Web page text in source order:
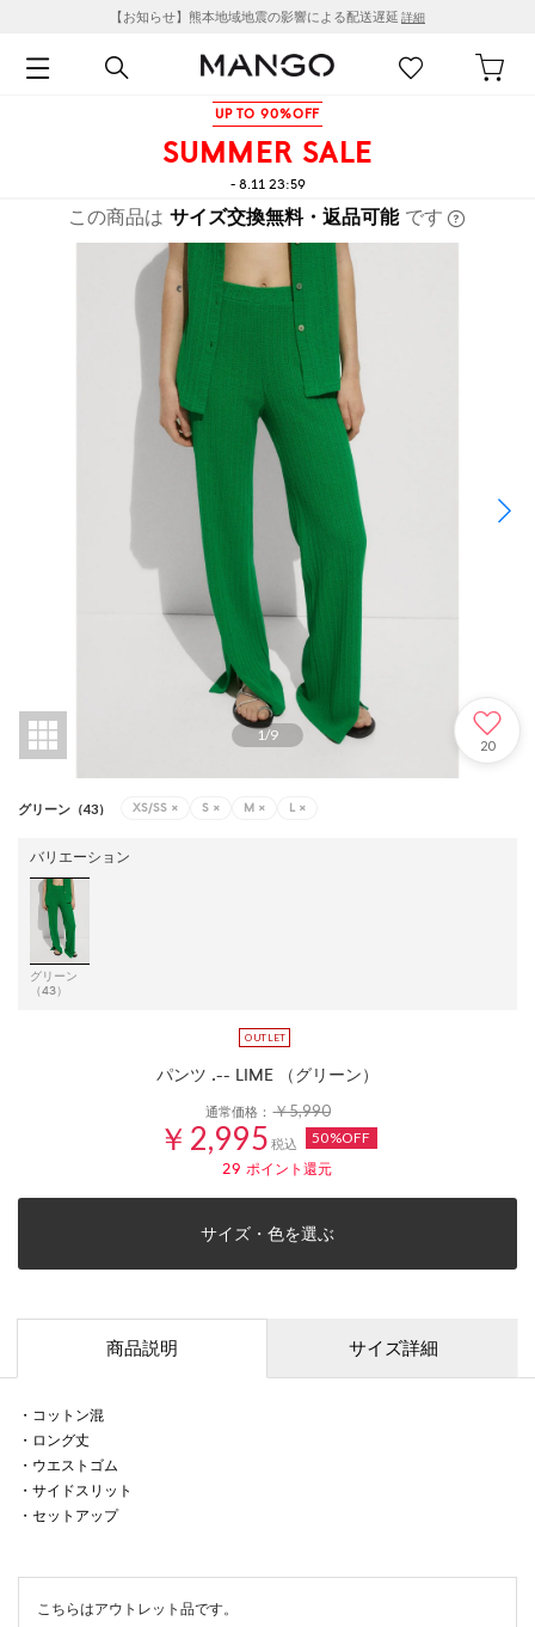
【お知らせ】熊本地域地震の影響による配送遅延 詳細
UP TO 90%OFF
SUMMER SALE
- 8.11 23:59
この商品は サイズ交換無料・返品可能 です
1/9
20
グリーン（43） XS/SS × S × M × L ×
バリエーション
グリーン
（43）
パンツ .-- LIME （グリーン）
通常価格：￥5,990
￥2,995 税込 50%OFF
29 ポイント還元
サイズ・色を選ぶ
商品説明 サイズ詳細
・コットン混
・ロング丈
・ウエストゴム
・サイドスリット
・セットアップ
こちらはアウトレット品です。